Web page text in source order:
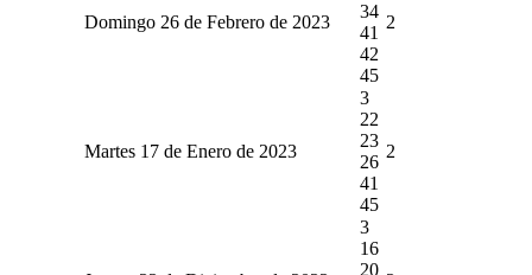
Domingo 26 de Febrero de 2023
34
41
42
45
2
Martes 17 de Enero de 2023
3
22
23
26
41
45
2
3
16
20